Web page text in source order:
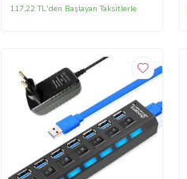
117,22 TL'den Başlayan Taksitlerle